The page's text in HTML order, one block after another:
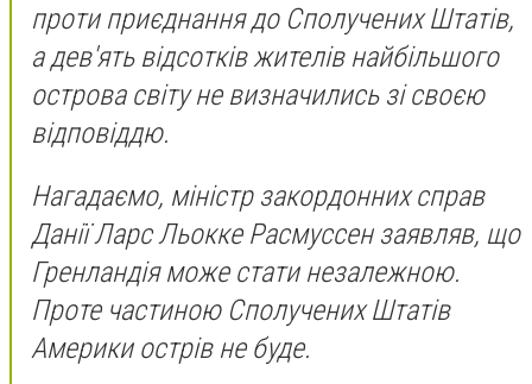
проти приєднання до Сполучених Штатів,
а дев'ять відсотків жителів найбільшого
острова світу не визначились зі своєю
відповіддю.
Нагадаємо, міністр закордонних справ
Данії Ларс Льокке Расмуссен заявляв, що
Гренландія може стати незалежною.
Проте частиною Сполучених Штатів
Америки острів не буде.